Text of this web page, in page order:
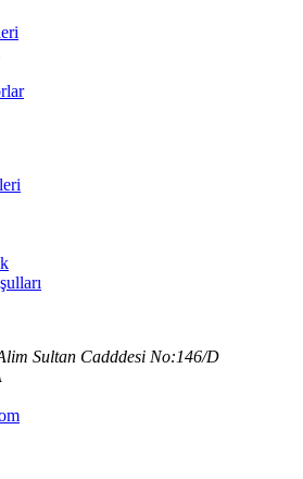
Sultan Cadddesi No:146/D